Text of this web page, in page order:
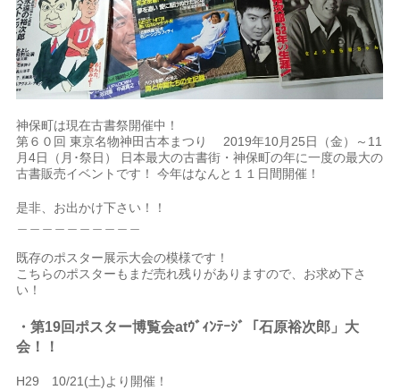
神保町は現在古書祭開催中！
第６０回 東京名物神田古本まつり 2019年10月25日（金）～11
月4日（月･祭日） 日本最大の古書街・神保町の年に一度の最大の
古書販売イベントです！ 今年はなんと１１日間開催！
是非、お出かけ下さい！！
既存のポスター展示大会の模様です！
こちらのポスターもまだ売れ残りがありますので、お求め下さ
い！
・第19回ポスター博覧会atｳﾞｨﾝﾃｰｼﾞ「石原裕次郎」大
会 ！ ！
H29 10/21(土)より開催！